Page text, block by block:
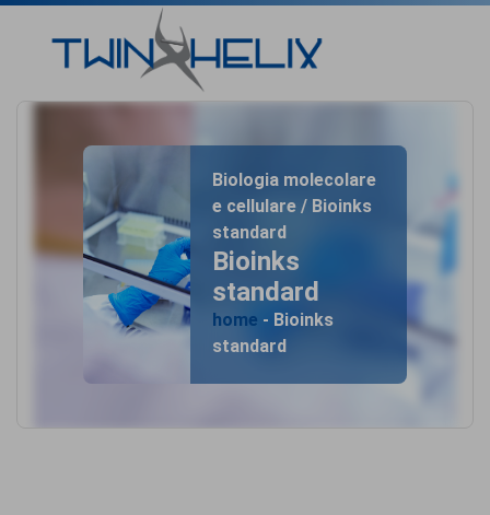
Biologia molecolare
e cellulare / Bioinks
standard
Bioinks
standard
home - Bioinks
standard